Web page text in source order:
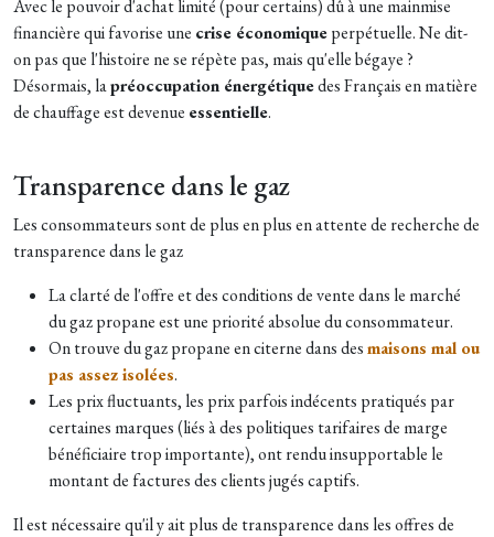
Avec le pouvoir d'achat limité (pour certains) dû à une mainmise
financière qui favorise une crise économiqueperpétuelle. Ne dit-
on pas que l'histoire ne se répète pas, mais qu'elle bégaye ?
Désormais, lapréoccupation énergétiquedes Français en matière
de chauffage est devenue essentielle.
Transparence dans le gaz
Les consommateurs sont de plus en plus en attente de recherche de
transparence dans le gaz
La clarté de l'offre et des conditions de vente dans le marché
du gaz propane est une priorité absolue du consommateur.
On trouve du gaz propane en citerne dans desmaisons mal ou
pas assez isolées.
Les prix fluctuants, les prix parfois indécents pratiqués par
certaines marques (liés à des politiques tarifaires de marge
bénéficiaire trop importante), ont rendu insupportable le
montant de factures des clients jugés captifs.
Il est nécessaire qu'il y ait plus de transparence dans les offres de